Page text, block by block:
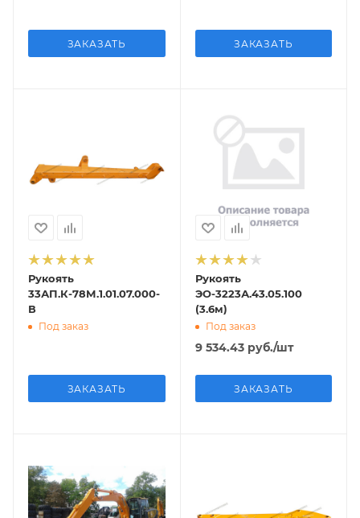
ЗАКАЗАТЬ ЗАКАЗАТЬ
Рукоять
33АП.К-78М.1.01.07.000-
В
Под заказ
ЗАКАЗАТЬ
Рукоять
ЭО-3223А.43.05.100
(3.6м)
Под заказ
9 534.43руб./шт
ЗАКАЗАТЬ